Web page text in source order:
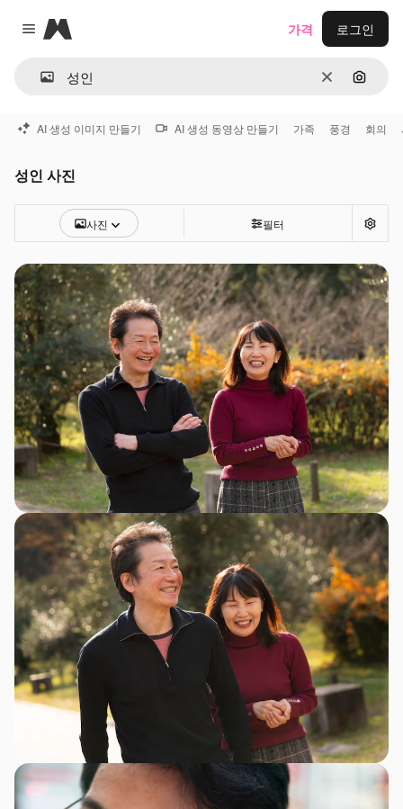
Close menu
Magnific
지우기이미지
가격 로그인
AI 생성 이미지 만들기 AI 생성 동영상 만들기 가족 풍경 회의
성인 사진
사진 필터